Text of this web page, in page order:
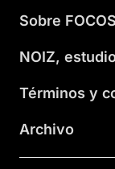
Sobre FOCOS
NOIZ,
Términos y
Archivo